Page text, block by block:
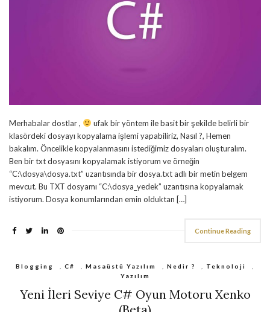
Merhabalar dostlar ,
ufak bir yöntem ile basit bir şekilde belirli bir
klasördeki dosyayı kopyalama işlemi yapabiliriz, Nasıl ?, Hemen
bakalım. Öncelikle kopyalanmasını istediğimiz dosyaları oluşturalım.
Ben bir txt dosyasını kopyalamak istiyorum ve örneğin
“C:\dosya\dosya.txt” uzantısında bir dosya.txt adlı bir metin belgem
mevcut. Bu TXT dosyamı “C:\dosya_yedek” uzantısına kopyalamak
istiyorum. Dosya konumlarından emin olduktan […]
Continue Reading
Blogging C# Masaüstü Yazılım Nedir ? Teknoloji
Yazılım
Yeni İleri Seviye C# Oyun Motoru Xenko